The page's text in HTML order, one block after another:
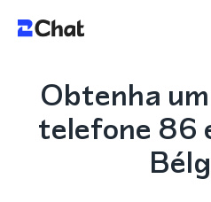
Obtenha
telefone 86